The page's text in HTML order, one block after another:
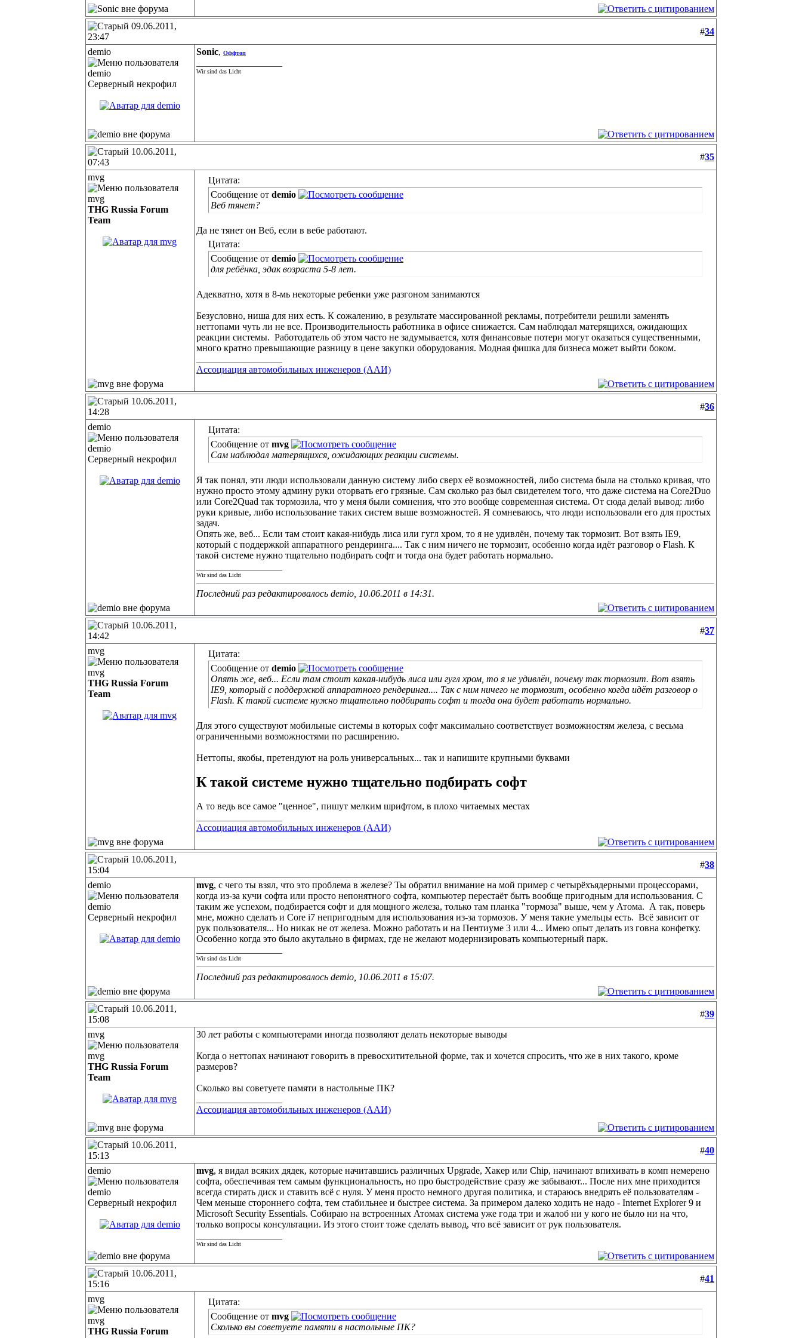
09.06.2011,
23:47
#34
demio
Серверный некрофил
Sonic, Оффтоп
Wir sind das Licht
10.06.2011,
07:43
#35
mvg
THG Russia Forum
Team
Цитата:
Сообщение от demio
Веб тянет?
Да не тянет он Веб, если в вебе работают.
Цитата:
Сообщение от demio
для ребёнка, эдак возраста 5-8 лет.
Адекватно, хотя в 8-мь некоторые ребенки уже разгоном занимаются
Безусловно, ниша для них есть. К сожалению, в результате массированной рекламы, потребители решили заменять
неттопами чуть ли не все. Производительность работника в офисе снижается. Сам наблюдал матерящихся, ожидающих
реакции системы. Работодатель об этом часто не задумывается, хотя финансовые потери могут оказаться существенными,
много кратно превышающие разницу в цене закупки оборудования. Модная фишка для бизнеса может выйти боком.
Ассоциация автомобильных инженеров (ААИ)
10.06.2011,
14:28
#36
demio
Серверный некрофил
Цитата:
Сообщение от mvg
Сам наблюдал матерящихся, ожидающих реакции системы.
Я так понял, эти люди использовали данную систему либо сверх её возможностей, либо система была на столько кривая, что
нужно просто этому админу руки оторвать его грязные. Сам сколько раз был свидетелем того, что даже система на Core2Duo
или Core2Quad так тормозила, что у меня были сомнения, что это вообще современная система. От сюда делай вывод: либо
руки кривые, либо использование таких систем выше возможностей. Я сомневаюсь, что люди использовали его для простых
задач.
Опять же, веб... Если там стоит какая-нибудь лиса или гугл хром, то я не удивлён, почему так тормозит. Вот взять IE9,
который с поддержкой аппаратного рендеринга.... Так с ним ничего не тормозит, особенно когда идёт разговор о Flash. К
такой системе нужно тщательно подбирать софт и тогда она будет работать нормально.
Wir sind das Licht
Последний раз редактировалось demio, 10.06.2011 в 14:31.
10.06.2011,
14:42
#37
mvg
THG Russia Forum
Team
Цитата:
Сообщение от demio
Опять же, веб... Если там стоит какая-нибудь лиса или гугл хром, то я не удивлён, почему так тормозит. Вот взять
IE9, который с поддержкой аппаратного рендеринга.... Так с ним ничего не тормозит, особенно когда идёт разговор о
Flash. К такой системе нужно тщательно подбирать софт и тогда она будет работать нормально.
Для этого существуют мобильные системы в которых софт максимально соответствует возможностям железа, с весьма
ограниченными возможностями по расширению.
Неттопы, якобы, претендуют на роль универсальных... так и напишите крупными буквами
К такой системе нужно тщательно подбирать софт
А то ведь все самое "ценное", пишут мелким шрифтом, в плохо читаемых местах
Ассоциация автомобильных инженеров (ААИ)
10.06.2011,
15:04
#38
demio
Серверный некрофил
mvg, с чего ты взял, что это проблема в железе? Ты обратил внимание на мой пример с четырёхъядерными процессорами,
когда из-за кучи софта или просто непонятного софта, компьютер перестаёт быть вообще пригодным для использования. С
таким же успехом, подбирается софт и для мощного железа, только там планка "тормоза" выше, чем у Атома. А так, поверь
мне, можно сделать и Core i7 непригодным для использования из-за тормозов. У меня такие умельцы есть. Всё зависит от
рук пользователя... Но никак не от железа. Можно работать и на Пентиуме 3 или 4... Имею опыт делать из говна конфетку.
Особенно когда это было акутально в фирмах, где не желают модернизировать компьютерный парк.
Wir sind das Licht
Последний раз редактировалось demio, 10.06.2011 в 15:07.
10.06.2011,
15:08
#39
mvg
THG Russia Forum
Team
30 лет работы с компьютерами иногда позволяют делать некоторые выводы
Когда о неттопах начинают говорить в превосхитительной форме, так и хочется спросить, что же в них такого, кроме
размеров?
Сколько вы советуете памяти в настольные ПК?
Ассоциация автомобильных инженеров (ААИ)
10.06.2011,
15:13
#40
demio
Серверный некрофил
mvg, я видал всяких дядек, которые начитавшись различных Upgrade, Хакер или Chip, начинают впихивать в комп немерено
софта, обеспечивая тем самым функциональность, но про быстродействие сразу же забывают... После них мне приходится
всегда стирать диск и ставить всё с нуля. У меня просто немного другая политика, и стараюсь внедрять её пользователям -
Чем меньше стороннего софта, тем стабильнее и быстрее система. За примером далеко ходить не надо - Internet Explorer 9 и
Microsoft Security Essentials. Собираю на встроенных Атомах система уже года три и жалоб ни у кого не было ни на что,
только вопросы консультации. Из этого стоит тоже сделать вывод, что всё зависит от рук пользователя.
Wir sind das Licht
10.06.2011,
15:16
#41
mvg
THG Russia Forum
Цитата:
Сообщение от mvg
Сколько вы советуете памяти в настольные ПК?